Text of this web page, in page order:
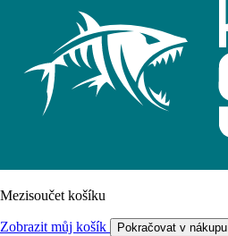
Mezisoučet košíku
Zobrazit můj košík Pokračovat v nákupu